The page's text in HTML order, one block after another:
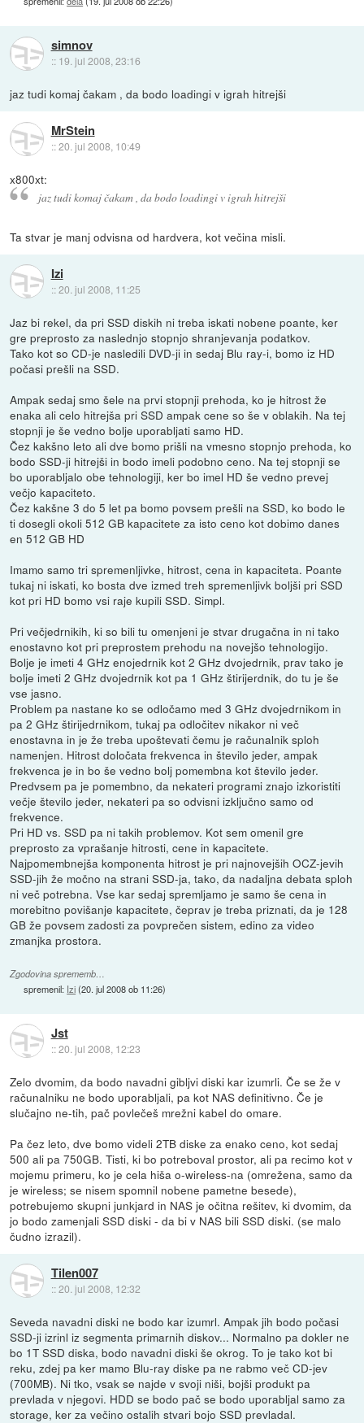
simnov
:: 19. jul 2008, 23:16
jaz tudi komaj čakam , da bodo loadingi v igrah hitrejši
MrStein
::20. jul 2008, 10:49
x800xt:
jaz tudi komaj čakam , da bodo loadingi v igrah hitrejši
Ta stvar je manj odvisna od hardvera, kot večina misli.
Izi
::20. jul 2008, 11:25
Jaz bi rekel, da pri SSD diskih ni treba iskati nobene poante, ker
gre preprosto za naslednjo stopnjo shranjevanja podatkov.
Tako kot so CD-je nasledili DVD-ji in sedaj Blu ray-i, bomo iz HD
počasi prešli na SSD.
Ampak sedaj smo šele na prvi stopnji prehoda, ko je hitrost že
enaka ali celo hitrejša pri SSD ampak cene so še v oblakih. Na tej
stopnji je še vedno bolje uporabljati samo HD.
Čez kakšno leto ali dve bomo prišli na vmesno stopnjo prehoda, ko
bodo SSD-ji hitrejši in bodo imeli podobno ceno. Na tej stopnji se
bo uporabljalo obe tehnologiji, ker bo imel HD še vedno prevej
večjo kapaciteto.
Čez kakšne 3 do 5 let pa bomo povsem prešli na SSD, ko bodo le
ti dosegli okoli 512 GB kapacitete za isto ceno kot dobimo danes
en 512 GB HD
Imamo samo tri spremenljivke, hitrost, cena in kapaciteta. Poante
tukaj ni iskati, ko bosta dve izmed treh spremenljivk boljši pri SSD
kot pri HD bomo vsi raje kupili SSD. Simpl.
Pri večjedrnikih, ki so bili tu omenjeni je stvar drugačna in ni tako
enostavno kot pri preprostem prehodu na novejšo tehnologijo.
Bolje je imeti 4 GHz enojedrnik kot 2 GHz dvojedrnik, prav tako je
bolje imeti 2 GHz dvojedrnik kot pa 1 GHz štirijerdnik, do tu je še
vse jasno.
Problem pa nastane ko se odločamo med 3 GHz dvojedrnikom in
pa 2 GHz štirijedrnikom, tukaj pa odločitev nikakor ni več
enostavna in je že treba upoštevati čemu je računalnik sploh
namenjen. Hitrost določata frekvenca in število jeder, ampak
frekvenca je in bo še vedno bolj pomembna kot število jeder.
Predvsem pa je pomembno, da nekateri programi znajo izkoristiti
večje število jeder, nekateri pa so odvisni izključno samo od
frekvence.
Pri HD vs. SSD pa ni takih problemov. Kot sem omenil gre
preprosto za vprašanje hitrosti, cene in kapacitete.
Najpomembnejša komponenta hitrost je pri najnovejših OCZ-jevih
SSD-jih že močno na strani SSD-ja, tako, da nadaljna debata sploh
ni več potrebna. Vse kar sedaj spremljamo je samo še cena in
morebitno povišanje kapacitete, čeprav je treba priznati, da je 128
GB že povsem zadosti za povprečen sistem, edino za video
zmanjka prostora.
Zgodovina sprememb…
spremenil: Izi(20. jul 2008 ob 11:26)
Jst
::20. jul 2008, 12:23
Zelo dvomim, da bodo navadni gibljvi diski kar izumrli. Če se že v
računalniku ne bodo uporabljali, pa kot NAS definitivno. Če je
slučajno ne-tih, pač povlečeš mrežni kabel do omare.
Pa čez leto, dve bomo videli 2TB diske za enako ceno, kot sedaj
500 ali pa 750GB. Tisti, ki bo potreboval prostor, ali pa recimo kot v
mojemu primeru, ko je cela hiša o-wireless-na (omrežena, samo da
je wireless; se nisem spomnil nobene pametne besede),
potrebujemo skupni junkjard in NAS je očitna rešitev, ki dvomim, da
jo bodo zamenjali SSD diski - da bi v NAS bili SSD diski. (se malo
čudno izrazil).
Tilen007
::20. jul 2008, 12:32
Seveda navadni diski ne bodo kar izumrl. Ampak jih bodo počasi
SSD-ji izrinl iz segmenta primarnih diskov... Normalno pa dokler ne
bo 1T SSD diska, bodo navadni diski še okrog. To je tako kot bi
reku, zdej pa ker mamo Blu-ray diske pa ne rabmo več CD-jev
(700MB). Ni tko, vsak se najde v svoji niši, bojši produkt pa
prevlada v njegovi. HDD se bodo pač se bodo uporabljal samo za
storage, ker za večino ostalih stvari bojo SSD prevladal.